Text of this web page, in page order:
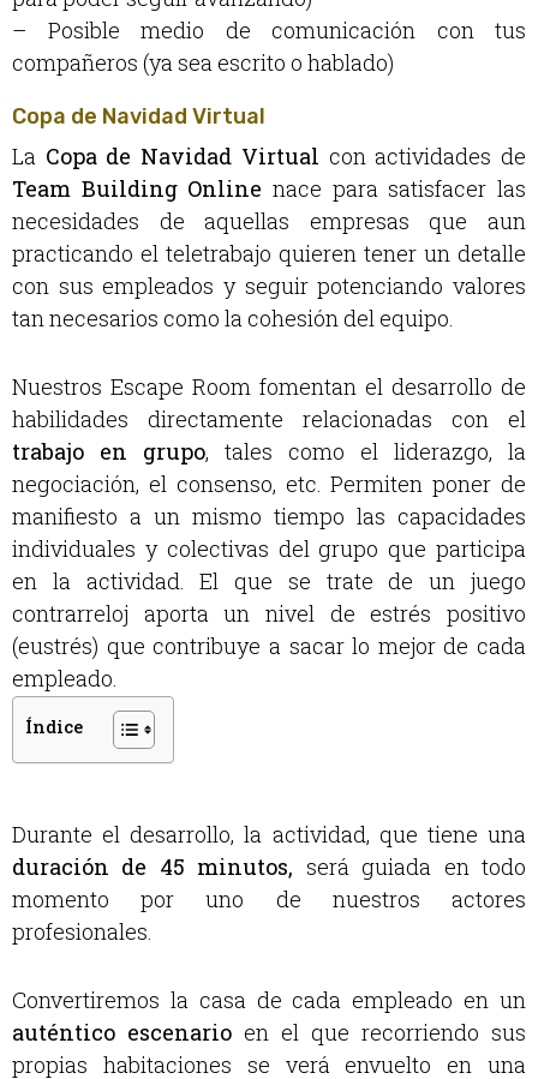
– Posible medio de comunicación con tus
compañeros (ya sea escrito o hablado)
Copa de Navidad Virtual
La Copa de Navidad Virtual con actividades de
Team Building Online nace para satisfacer las
necesidades de aquellas empresas que aun
practicando el teletrabajo quieren tener un detalle
con sus empleados y seguir potenciando valores
tan necesarios como la cohesión del equipo.
Nuestros Escape Room fomentan el desarrollo de
habilidades directamente relacionadas con el
trabajo en grupo, tales como el liderazgo, la
negociación, el consenso, etc. Permiten poner de
manifiesto a un mismo tiempo las capacidades
individuales y colectivas del grupo que participa
en la actividad. El que se trate de un juego
contrarreloj aporta un nivel de estrés positivo
(eustrés) que contribuye a sacar lo mejor de cada
empleado.
Índice
Durante el desarrollo, la actividad, que tiene una
duración de 45 minutos, será guiada en todo
momento por uno de nuestros actores
profesionales.
Convertiremos la casa de cada empleado en un
auténtico escenario en el que recorriendo sus
propias habitaciones se verá envuelto en una